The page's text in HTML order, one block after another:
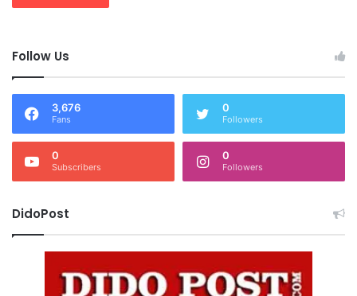
Follow Us
3,676
Fans
0
Followers
0
Subscribers
0
Followers
DidoPost